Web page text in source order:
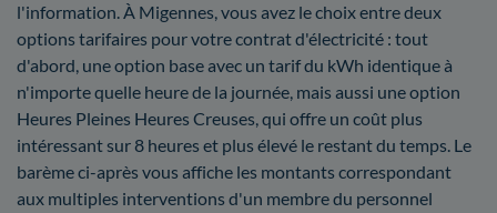
l'information. À Migennes, vous avez le choix entre deux
options tarifaires pour votre contrat d'électricité : tout
d'abord, une option base avec un tarif du kWh identique à
n'importe quelle heure de la journée, mais aussi une option
Heures Pleines Heures Creuses, qui offre un coût plus
intéressant sur 8 heures et plus élevé le restant du temps. Le
barème ci-après vous affiche les montants correspondant
aux multiples interventions d'un membre du personnel